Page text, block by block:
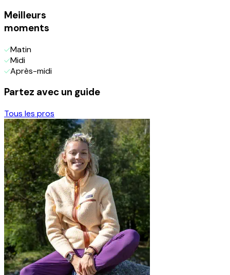
Meilleurs
moments
Matin
Midi
Après-midi
Partez avec un guide
Tous les pros